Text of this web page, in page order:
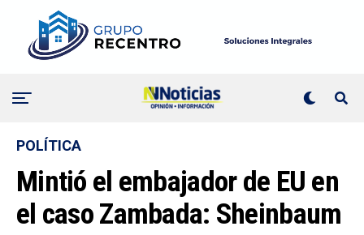
POLÍTICA
Mintió el embajador de EU en
el caso Zambada: Sheinbaum